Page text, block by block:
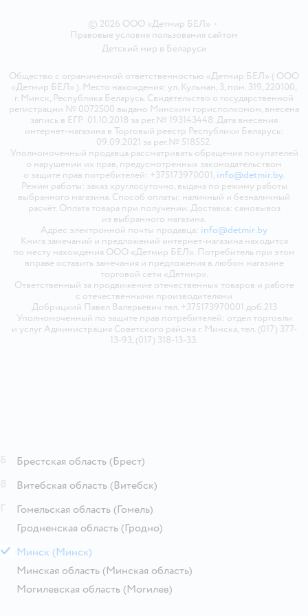
© 2026 ООО «Детмир БЕЛ» •
Правовые условия пользования сайтом
Детский мир в Беларуси
Общество с ограниченной ответственностью «Детмир БЕЛ» ( ООО
«Детмир БЕЛ» ). Место нахождения: ул. Кульман, 3, пом. 319, 220100,
г. Минск, Республика Беларусь. Свидетельство о государственной
регистрации № 0072500 выдано Минским горисполкомом, внесена
запись в ЕГР 01.10.2018 за рег.№ 193143448. Дата внесения
интернет-магазина в Торговый реестр Республики Беларусь:
09.09.2021 за рег.№ 518552.
Уполномоченный продавца рассматривать обращения покупателей
о нарушении их прав, предусмотренных законодательством
о защите прав потребителей: +375173970001, info@detmir.by.
Режим работы: заказ круглосуточно, выдача по режиму работы
выбранного магазина. Способ оплаты: наличный и безналичный
расчёт. Оплата товара при получении. Доставка: самовывоз
из выбранного магазина.
Адрес электронной почты продавца: info@detmir.by
Книга замечаний и предложений интернет-магазина находится
по месту нахождения ООО «Детмир БЕЛ». Потребитель при этом
вправе оставить замечания и предложения в любом магазине
торговой сети «Детмир».
Ответственный за продвижение отечественных товаров и работе
с отечественными производителями
Добрицкий Павел Валерьевич тел. +375173970001 доб.213
Уполномоченный по защите прав потребителей: отдел торговли
и услуг Администрация Советского района г. Минска, тел. (017) 377-
13-93, (017) 318-13-33.
Брестская область (Брест)
Витебская область (Витебск)
Гомельская область (Гомель)
Гродненская область (Гродно)
М Минск (Минск)
Минская область (Минская область)
Могилевская область (Могилев)